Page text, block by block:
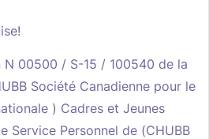
00500 / S-15 / 100540 de la
Société Canadienne pour le
) Cadres et Jeunes
Service Personnel de (CHUBB